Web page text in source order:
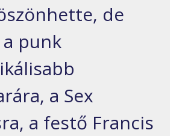
de
punk
a Sex
a festő Francis